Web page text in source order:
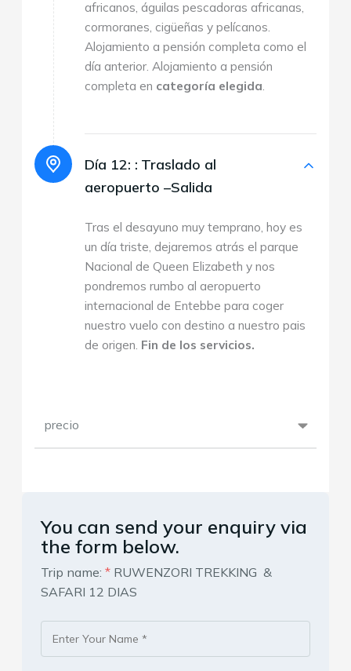
precio
africanos, águilas pescadoras africanas,
cormoranes, cigüeñas y pelícanos.
Alojamiento a pensión completa como el
día anterior. Alojamiento a pensión
completa en categoría elegida
Día 12: : Traslado al
aeropuerto –Salida
Tras el desayuno muy temprano, hoy es
un día triste, dejaremos atrás el parque
Nacional de Queen Elizabeth y nos
pondremos rumbo al aeropuerto
internacional de Entebbe para coger
nuestro vuelo con destino a nuestro pais
de origen. Fin de los servicios.
You can send your enquiry via
the form below.
Trip name:* RUWENZORI TREKKING &
SAFARI 12 DIAS